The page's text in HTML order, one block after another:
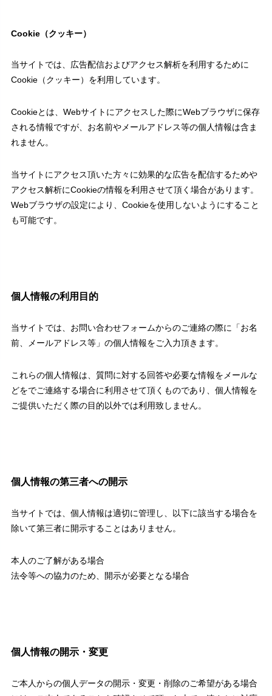
Cookie（クッキー）
当サイトでは、広告配信およびアクセス解析を利用するために
Cookie（クッキー）を利用しています。
Cookieとは、Webサイトにアクセスした際にWebブラウザに保存
される情報ですが、お名前やメールアドレス等の個人情報は含ま
れません。
当サイトにアクセス頂いた方々に効果的な広告を配信するためや
アクセス解析にCookieの情報を利用させて頂く場合があります。
Webブラウザの設定により、Cookieを使用しないようにすること
も可能です。
個人情報の利用目的
当サイトでは、お問い合わせフォームからのご連絡の際に「お名
前、メールアドレス等」の個人情報をご入力頂きます。
これらの個人情報は、質問に対する回答や必要な情報をメールな
どをでご連絡する場合に利用させて頂くものであり、個人情報を
ご提供いただく際の目的以外では利用致しません。
個人情報の第三者への開示
当サイトでは、個人情報は適切に管理し、以下に該当する場合を
除いて第三者に開示することはありません。
本人のご了解がある場合
法令等への協力のため、開示が必要となる場合
個人情報の開示・変更
ご本人からの個人データの開示・変更・削除のご希望がある場合